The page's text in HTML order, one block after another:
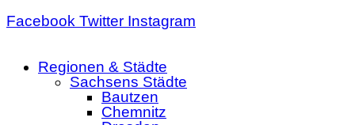
Facebook Twitter Instagram
Regionen & Städte
Sachsens Städte
Bautzen
Chemnitz